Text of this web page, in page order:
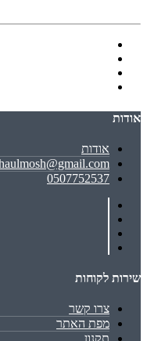
אודות
אודות
0507752537
שירות לקוחות
צרו קשר
מפת האתר